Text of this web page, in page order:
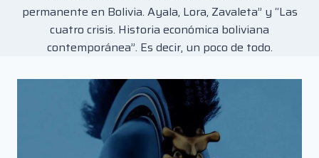
permanente en Bolivia. Ayala, Lora, Zavaleta” y “Las
cuatro crisis. Historia económica boliviana
contemporánea”. Es decir, un poco de todo.